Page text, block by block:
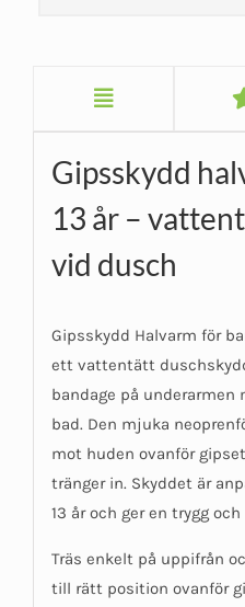
Gipsskydd
13 år –
vid dusch
Gipsskydd Halvarm för
ett vattentätt
bandage på
bad. Den mjuka
mot huden ovanför
tränger in. Skyddet är
13 år och ger en trygg
Träs enkelt på uppifrån
till rätt position ovanför